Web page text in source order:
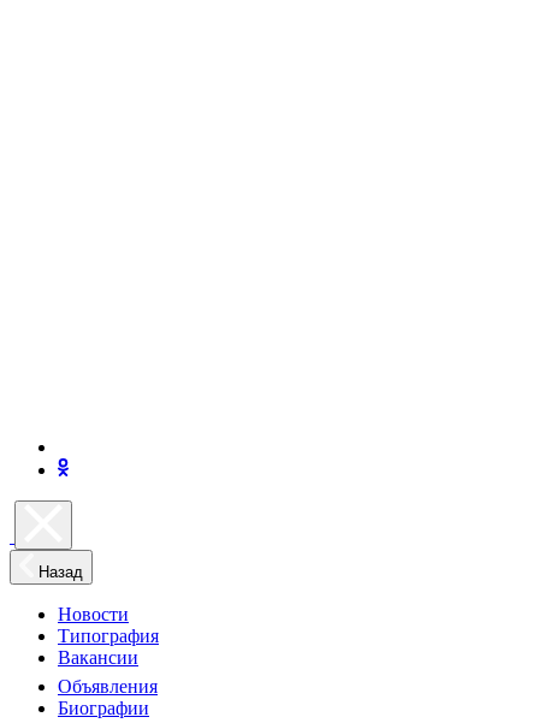
Назад
Новости
Типография
Вакансии
Объявления
Биографии